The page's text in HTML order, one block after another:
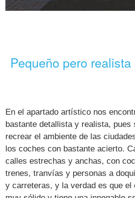
Pequeño pero realista
En el apartado artístico nos
bastante detallista y realista, pues
recrear el ambiente de las
los coches con bastante acierto.
calles estrechas y anchas, con
trenes, tranvías y personas a
y carreteras, y la verdad es que el